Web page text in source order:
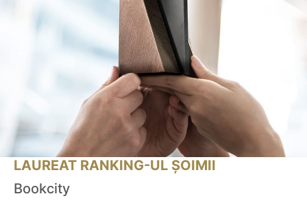
LAUREAT RANKING-UL ȘOIMII
Bookcity